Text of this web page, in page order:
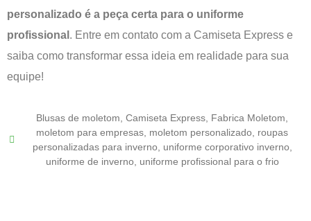
personalizado é a peça certa para o uniforme
profissional . Entre em contato com a Camiseta Express e
saiba como transformar essa ideia em realidade para sua
equipe!
Blusas de moletom Camiseta Express Fabrica Moletom
moletom para empresas moletom personalizado roupas
personalizadas para inverno, uniforme corporativo inverno,
uniforme de inverno, uniforme profissional para o frio